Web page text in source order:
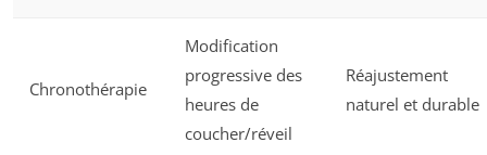
Chronothérapie
Modification
progressive des
heures de
coucher/réveil
Réajustement
naturel et durable